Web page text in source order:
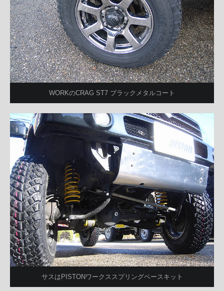
WORKのCRAG ST7 ブラックメタルコート
サスはPISTONワークススプリングベースキット